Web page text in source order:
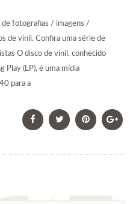
de fotografias / imagens /
de vinil. Confira uma série de
O disco de vinil, conhecido
Play (LP), é uma mídia
para a